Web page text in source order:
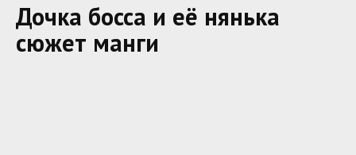
Дочка босса и её нянька
сюжет манги